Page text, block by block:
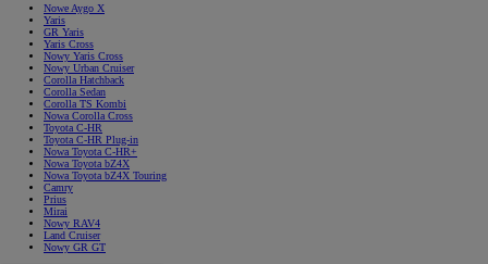
Nowe Aygo X
Yaris
GR Yaris
Yaris Cross
Nowy Yaris Cross
Nowy Urban Cruiser
Corolla Hatchback
Corolla Sedan
Corolla TS Kombi
Nowa Corolla Cross
Toyota C-HR
Toyota C-HR Plug-in
Nowa Toyota C-HR+
Nowa Toyota bZ4X
Nowa Toyota bZ4X Touring
Camry
Prius
Mirai
Nowy RAV4
Land Cruiser
Nowy GR GT